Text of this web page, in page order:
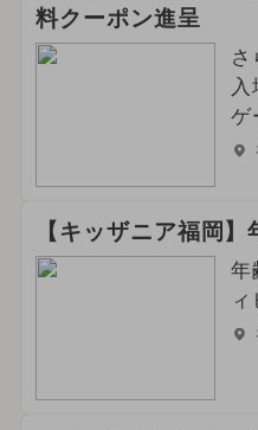
料クーポン進呈
さ
入
ゲ
【キッザニア福岡
年